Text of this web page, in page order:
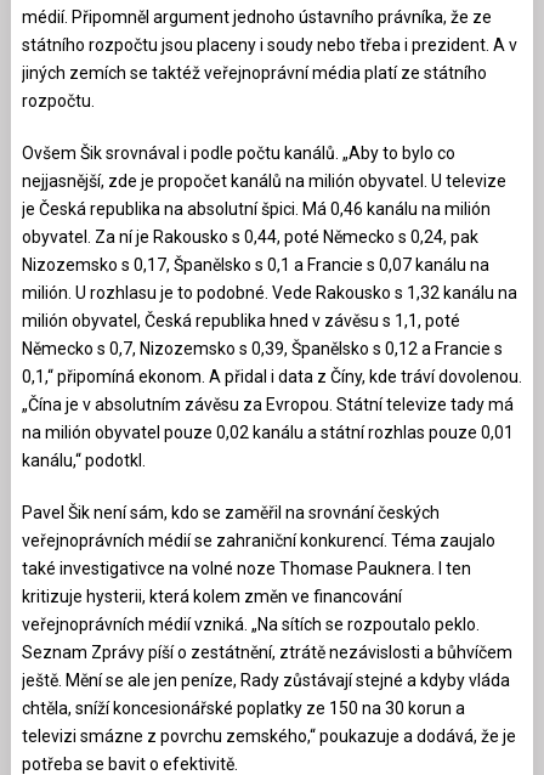
médií. Připomněl argument jednoho ústavního právníka, že ze
státního rozpočtu jsou placeny i soudy nebo třeba i prezident. A v
jiných zemích se taktéž veřejnoprávní média platí ze státního
rozpočtu.
Ovšem Šik srovnával i podle počtu kanálů. „Aby to bylo co
nejjasnější, zde je propočet kanálů na milión obyvatel. U televize
je Česká republika na absolutní špici. Má 0,46 kanálu na milión
obyvatel. Za ní je Rakousko s 0,44, poté Německo s 0,24, pak
Nizozemsko s 0,17, Španělsko s 0,1 a Francie s 0,07 kanálu na
milión. U rozhlasu je to podobné. Vede Rakousko s 1,32 kanálu na
milión obyvatel, Česká republika hned v závěsu s 1,1, poté
Německo s 0,7, Nizozemsko s 0,39, Španělsko s 0,12 a Francie s
0,1,“ připomíná ekonom. A přidal i data z Číny, kde tráví dovolenou.
„Čína je v absolutním závěsu za Evropou. Státní televize tady má
na milión obyvatel pouze 0,02 kanálu a státní rozhlas pouze 0,01
kanálu,“ podotkl.
Pavel Šik není sám, kdo se zaměřil na srovnání českých
veřejnoprávních médií se zahraniční konkurencí. Téma zaujalo
také investigativce na volné noze Thomase Pauknera. I ten
kritizuje hysterii, která kolem změn ve financování
veřejnoprávních médií vzniká. „Na sítích se rozpoutalo peklo.
Seznam Zprávy píší o zestátnění, ztrátě nezávislosti a bůhvíčem
ještě. Mění se ale jen peníze, Rady zůstávají stejné a kdyby vláda
chtěla, sníží koncesionářské poplatky ze 150 na 30 korun a
televizi smázne z povrchu zemského,“ poukazuje a dodává, že je
potřeba se bavit o efektivitě.